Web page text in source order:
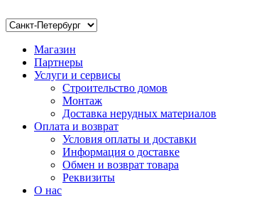
Магазин
Партнеры
Услуги и сервисы
Строительство домов
Монтаж
Доставка нерудных материалов
Оплата и возврат
Условия оплаты и доставки
Информация о доставке
Обмен и возврат товара
Реквизиты
О нас